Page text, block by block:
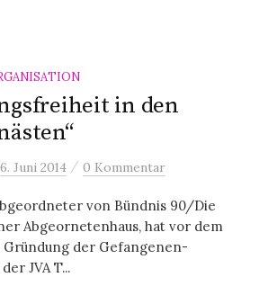
in den
6. Juni 2014 / 0 Kommentar
von Bündnis 90/Die
Abgeornetenhaus, hat vor dem
der Gefangenen-
JVA T...